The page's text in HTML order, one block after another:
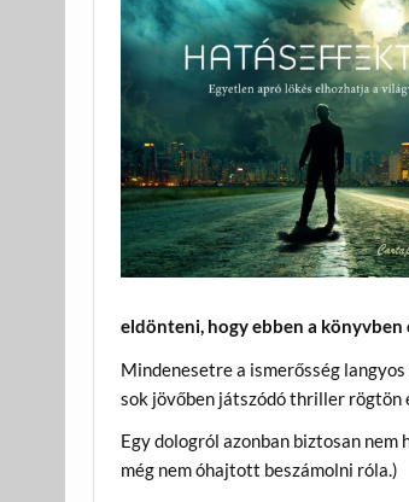
eldönteni, hogy ebben a könyvben
Mindenesetre a ismerősség
sok jövőben játszódó thriller rögtön
Egy dologról azonban biztosan
még nem óhajtott beszámolni róla.)